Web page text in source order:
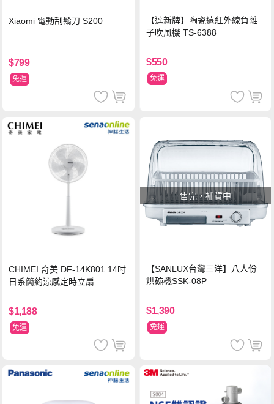
Xiaomi 電動刮鬍刀 S200
$799
免運
【達新牌】陶瓷遠紅外線負離
子吹風機 TS-6388
$550
免運
CHIMEI 奇美 DF-14K801 14吋
日系簡約涼感定時立扇
$1,188
免運
售完，補貨中
【SANLUX台灣三洋】八人份
烘碗機SSK-08P
$1,390
免運